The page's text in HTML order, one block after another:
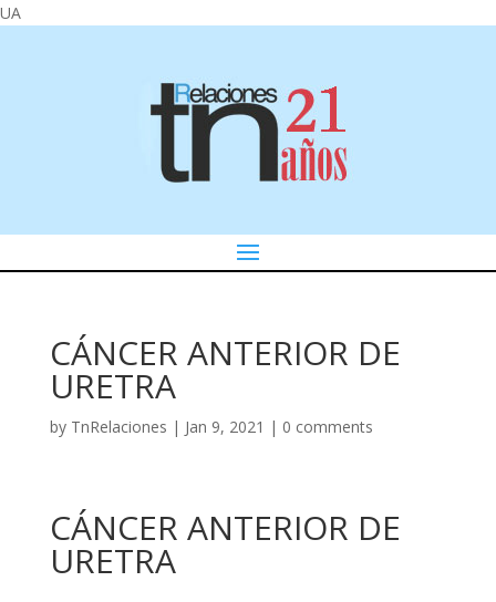
UA
CÁNCER ANTERIOR DE
URETRA
by TnRelaciones | Jan 9, 2021 | 0 comments
CÁNCER ANTERIOR DE
URETRA